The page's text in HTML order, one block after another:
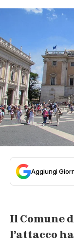
Aggiungi
Il Comune
l’attacco